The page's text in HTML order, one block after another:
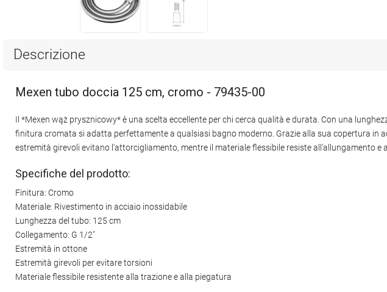
Descrizione
Mexen tubo doccia 125 cm, cromo - 79435-00
Il *Mexen wąż prysznicowy* è una scelta eccellente per chi cerca qualità e durata. Con una
finitura cromata si adatta perfettamente a qualsiasi bagno moderno. Grazie alla sua copertura in
estremità girevoli evitano l'attorcigliamento, mentre il materiale flessibile resiste all'allungamento e
Specifiche del prodotto:
Finitura: Cromo
Materiale: Rivestimento in acciaio inossidabile
Lunghezza del tubo: 125 cm
Collegamento: G 1/2"
Estremità in ottone
Estremità girevoli per evitare torsioni
Materiale flessibile resistente alla trazione e alla piegatura